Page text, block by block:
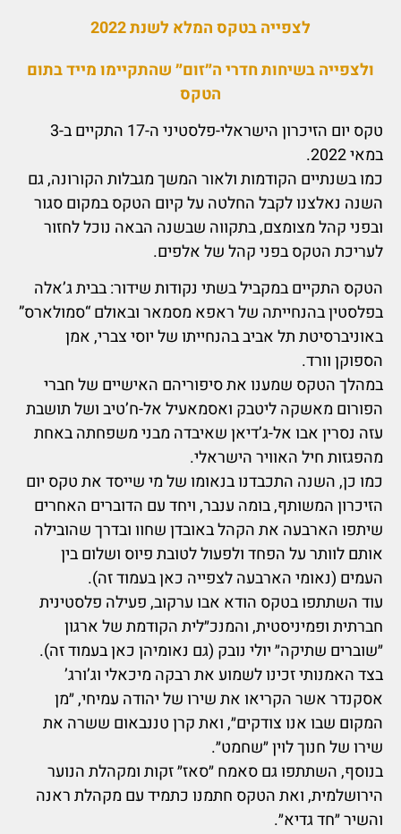
לצפייה בטקס המלא לשנת 2022
ולצפייה בשיחות חדרי ה״זום״ שהתקיימו מייד בתום
הטקס
טקס יום הזיכרון הישראלי-פלסטיני ה-17 התקיים ב-3
במאי 2022.
כמו בשנתיים הקודמות ולאור המשך מגבלות הקורונה, גם
השנה נאלצנו לקבל החלטה על קיום הטקס במקום סגור
ובפני קהל מצומצם, בתקווה שבשנה הבאה נוכל לחזור
לעריכת הטקס בפני קהל של אלפים.
הטקס התקיים במקביל בשתי נקודות שידור: בבית ג’אלה
בפלסטין בהנחייתה של ראפא מסמאר ובאולם “סמולארס”
באוניברסיטת תל אביב בהנחייתו של יוסי צברי, אמן
הספוקן וורד.
במהלך הטקס שמענו את סיפוריהם האישיים של חברי
הפורום מאשקה ליטבק ואסמאעיל אל-ח’טיב ושל תושבת
עזה נסרין אבו אל-ג’דיאן שאיבדה מבני משפחתה באחת
מהפגזות חיל האוויר הישראלי.
כמו כן, השנה התכבדנו בנאומו של מי שייסד את טקס יום
הזיכרון המשותף, בומה ענבר, ויחד עם הדוברים האחרים
שיתפו הארבעה את הקהל באובדן שחוו ובדרך שהובילה
אותם לוותר על הפחד ולפעול לטובת פיוס ושלום בין
העמים (נאומי הארבעה לצפייה כאן בעמוד זה).
עוד השתתפו בטקס הודא אבו ערקוב, פעילה פלסטינית
חברתית ופמיניסטית, והמנכ״לית הקודמת של ארגון
״שוברים שתיקה״ יולי נובק (גם נאומיהן כאן בעמוד זה).
בצד האמנותי זכינו לשמוע את רבקה מיכאלי וג’ורג’
אסקנדר אשר הקריאו את שירו של יהודה עמיחי, ״מן
המקום שבו אנו צודקים״, ואת קרן טננבאום ששרה את
שירו של חנוך לוין ״שחמט״.
בנוסף, השתתפו גם סאמח ״סאז״ זקות ומקהלת הנוער
הירושלמית, ואת הטקס חתמנו כתמיד עם מקהלת ראנה
והשיר ״חד גדיא״.